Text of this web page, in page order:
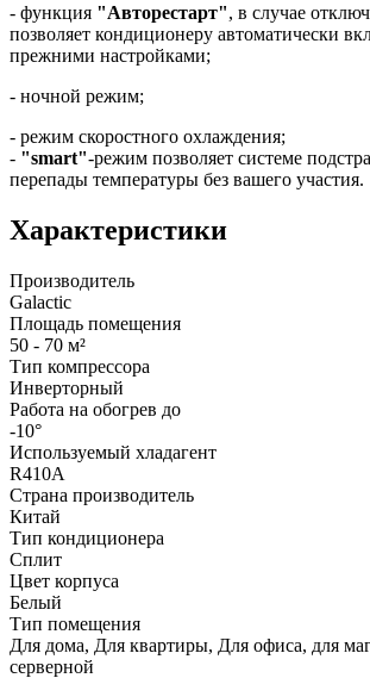
- функция "Авторестарт", в случае
позволяет кондиционеру автоматически
прежними настройками;
- ночной режим;
- режим скоростного охлаждения;
- "smart"-режим позволяет системе
перепады температуры без вашего участия.
Характеристики
Производитель
Galactic
Площадь помещения
50 - 70 м²
Тип компрессора
Инверторный
Работа на обогрев до
-10°
Используемый хладагент
R410A
Страна производитель
Китай
Тип кондиционера
Сплит
Цвет корпуса
Белый
Тип помещения
Для дома, Для квартиры, Для офиса, для
серверной